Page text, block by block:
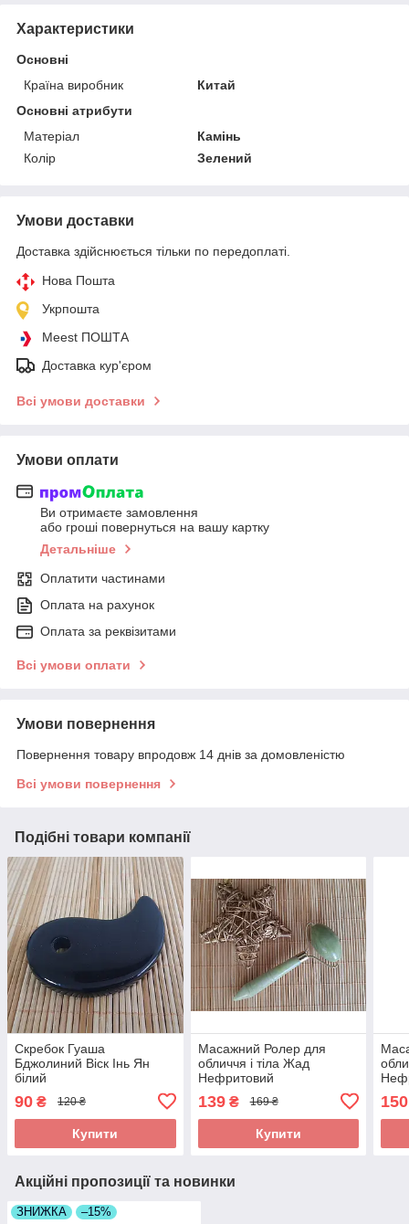
Характеристики
Основні
Країна виробник
Китай
Основні атрибути
Матеріал
Камінь
Колір
Зелений
Умови доставки
Доставка здійснюється тільки по передоплаті.
Нова Пошта
Укрпошта
Meest ПОШТА
Доставка кур'єром
Всі умови доставки
Умови оплати
Ви отримаєте замовлення
або гроші повернуться на вашу картку
Детальніше
Оплатити частинами
Оплата на рахунок
Оплата за реквізитами
Всі умови оплати
Умови повернення
Повернення товару впродовж 14 днів за домовленістю
Всі умови повернення
Подібні товари компанії
Скребок Гуаша
Бджолиний Віск Інь Ян
білий
90 ₴ 120 ₴
Купити
Масажний Ролер для
обличчя і тіла Жад
Нефритовий
139₴ 169 ₴
Купити
150
Акційні пропозиції та новинки
ЗНИЖКА –15%